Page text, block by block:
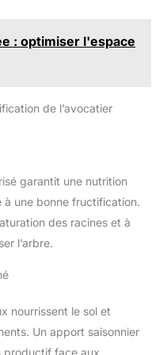
【Idéal pour
Ces sécateurs peuvent
d'élagage et vous offrir
de jardinage
: optimiser l'espace
de l’avocatier
garantit une nutrition
à une bonne fructification.
des racines et à
l’arbre.
nourrissent le sol et
Un apport saisonnier
productif face aux